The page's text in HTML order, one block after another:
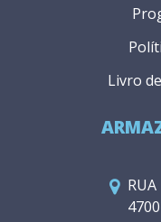
RUA
Livro